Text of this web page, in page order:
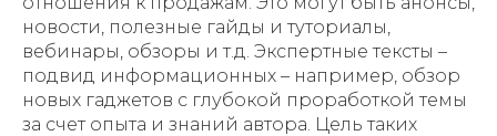
новости, полезные гайды и туториалы,
вебинары, обзоры и т.д. Экспертные тексты –
подвид информационных – например, обзор
новых гаджетов с глубокой проработкой темы
за счет опыта и знаний автора. Цель таких